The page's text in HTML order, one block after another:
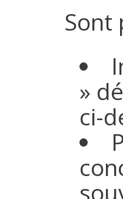
Sont
»
ci-